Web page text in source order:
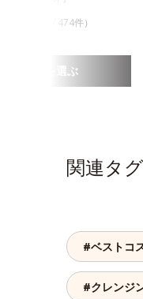
（4.49 / 474件）
商品を選ぶ
関連タ
#ベストコ
#クレンジ